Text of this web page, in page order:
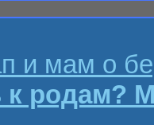
и мам о
к родам?